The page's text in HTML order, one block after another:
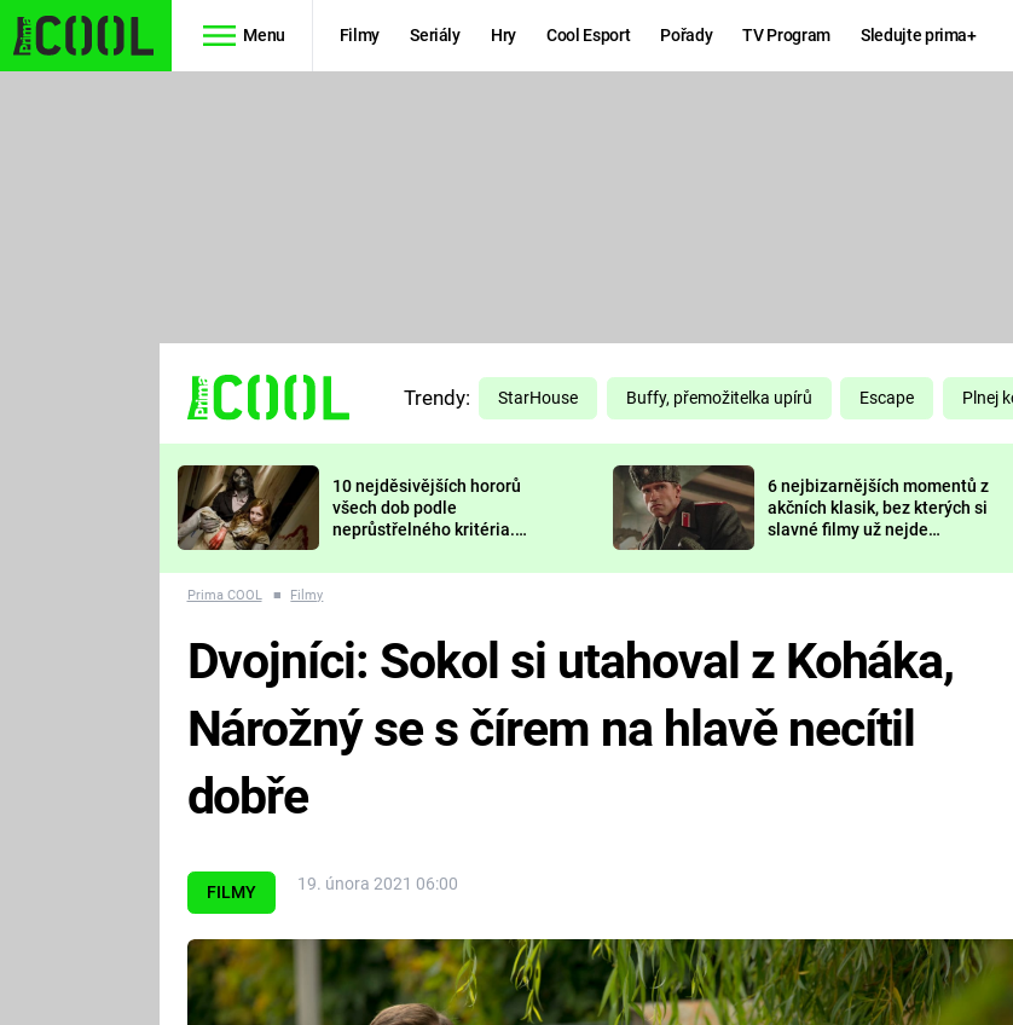
Menu Filmy Seriály Hry Cool Esport Pořady TV Program Sledujte prima+
TŘESKU
FUTURAMA
PREDÁTOR
DELIVERANCE
Trendy: StarHouse Buffy, přemožitelka upírů Escape Plnej
10 nejděsivějších hororů
všech dob podle
neprůstřelného kritéria.
nejvíc zvednou tep?
6 nejbizarnějších momentů z
akčních klasik, bez kterých si
slavné filmy už nejde
Prima COOL ■ Filmy
FILMY 19. února 2021 06:00
Dvojníci: Sokol si utahoval z Koháka,
Nárožný se s čírem na hlavě necítil
dobře